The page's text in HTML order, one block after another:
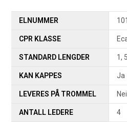
ELNUMMER
CPR KLASSE
STANDARD LENGDER 1,
KAN KAPPES Ja
LEVERES PÅ TROMMEL Nei
ANTALL LEDERE 4